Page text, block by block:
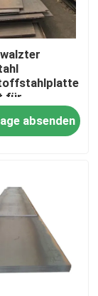
für
absenden